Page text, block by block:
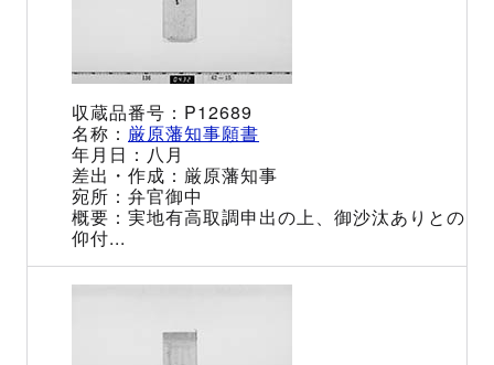
P12689
厳原藩知事願書
八月
厳原藩知事
弁官御中
実地有高取調申出の上、御沙汰ありとの
仰付...